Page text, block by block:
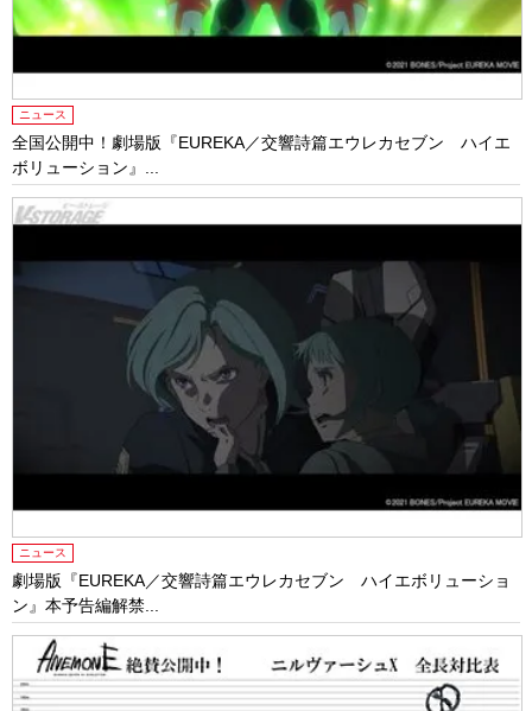
ニュース
全国公開中！劇場版『EUREKA／交響詩篇エウレカセブン ハイエ
ボリューション』...
ニュース
劇場版『EUREKA／交響詩篇エウレカセブン ハイエボリューショ
ン』本予告編解禁...